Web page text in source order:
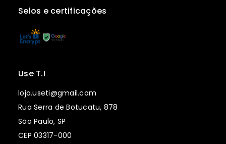
Selos e certificações
Use T.I
loja.useti@gmail.com
Rua Serra de Botucatu, 878
São Paulo, SP
CEP 03317-000